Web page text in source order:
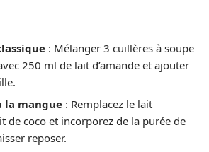
: Mélanger 3 cuillères à soupe
250 ml de lait d’amande et ajouter
la mangue : Remplacez le lait
de coco et incorporez de la purée de
reposer.